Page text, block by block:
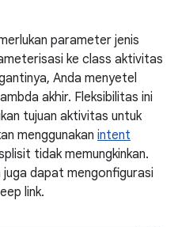
parameter jenis
ke class aktivitas
Anda menyetel
akhir. Fleksibilitas ini
tujuan aktivitas untuk
menggunakan intent
tidak memungkinkan.
dapat mengonfigurasi
link.